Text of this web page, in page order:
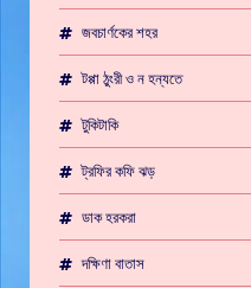
জবচার্ণকের শহর
টপ্পা ঠুংরী ও ন হন্যতে
টুকিটাকি
ট্রফির কফি ঝড়
ডাক হরকরা
দক্ষিণা বাতাস